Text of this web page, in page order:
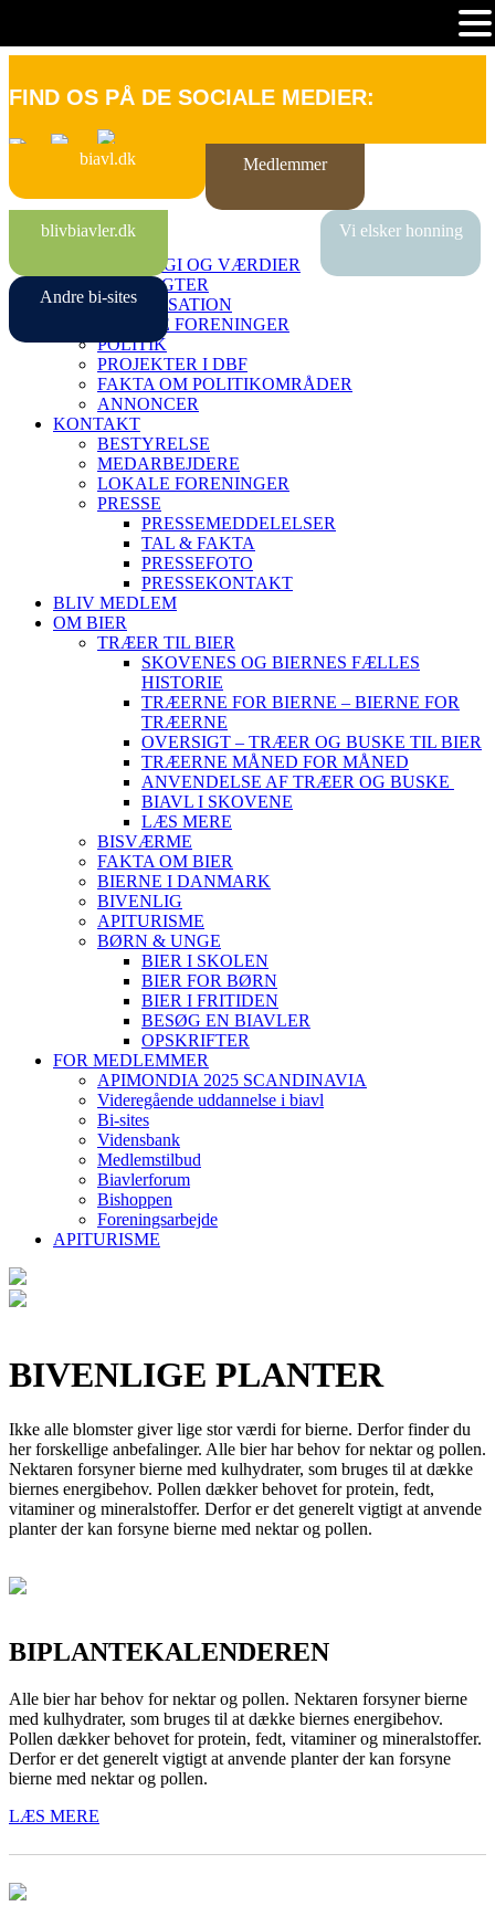
FIND OS PÅ DE SOCIALE MEDIER:
biavl.dk Medlemmer
blivbiavler.dk Vi elsker honning
Andre bi-sites
FORSIDE
STRATEGI OG VÆRDIER
VEDTÆGTER
ORGANISATION
LOKALE FORENINGER
POLITIK
PROJEKTER I DBF
FAKTA OM POLITIKOMRÅDER
ANNONCER
KONTAKT
BESTYRELSE
MEDARBEJDERE
LOKALE FORENINGER
PRESSE
PRESSEMEDDELELSER
TAL & FAKTA
PRESSEFOTO
PRESSEKONTAKT
BLIV MEDLEM
OM BIER
TRÆER TIL BIER
SKOVENES OG BIERNES FÆLLES
HISTORIE
TRÆERNE FOR BIERNE – BIERNE FOR
TRÆERNE
OVERSIGT – TRÆER OG BUSKE TIL BIER
TRÆERNE MÅNED FOR MÅNED
ANVENDELSE AF TRÆER OG BUSKE
BIAVL I SKOVENE
LÆS MERE
BISVÆRME
FAKTA OM BIER
BIERNE I DANMARK
BIVENLIG
APITURISME
BØRN & UNGE
BIER I SKOLEN
BIER FOR BØRN
BIER I FRITIDEN
BESØG EN BIAVLER
OPSKRIFTER
FOR MEDLEMMER
APIMONDIA 2025 SCANDINAVIA
Videregående uddannelse i biavl
Bi-sites
Vidensbank
Medlemstilbud
Biavlerforum
Bishoppen
Foreningsarbejde
APITURISME
BIVENLIGE PLANTER
Ikke alle blomster giver lige stor værdi for bierne. Derfor finder du
her forskellige anbefalinger. Alle bier har behov for nektar og pollen.
Nektaren forsyner bierne med kulhydrater, som bruges til at dække
biernes energibehov. Pollen dækker behovet for protein, fedt,
vitaminer og mineralstoffer. Derfor er det generelt vigtigt at anvende
planter der kan forsyne bierne med nektar og pollen.
BIPLANTEKALENDEREN
Alle bier har behov for nektar og pollen. Nektaren forsyner bierne
med kulhydrater, som bruges til at dække biernes energibehov.
Pollen dækker behovet for protein, fedt, vitaminer og mineralstoffer.
Derfor er det generelt vigtigt at anvende planter der kan forsyne
bierne med nektar og pollen.
LÆS MERE